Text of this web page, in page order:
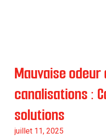
Mauvaise odeur
canalisations :
solutions
juillet 11, 2025